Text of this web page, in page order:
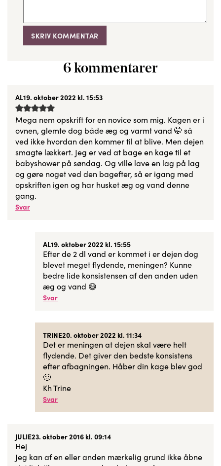
6 kommentarer
AL19. oktober 2022 kl. 15:53
Mega nem opskrift for en novice som mig. Kagen er i
ovnen, glemte dog både æg og varmt vand 🤭 så
ved ikke hvordan den kommer til at blive. Men dejen
smagte lækkert. Jeg er ved at bage en kage til et
babyshower på søndag. Og ville lave en lag på lag
og gøre noget ved den bagefter, så er igang med
opskriften igen og har husket æg og vand denne
gang.
Svar
AL19. oktober 2022 kl. 15:55
Efter de 2 dl vand er kommet i er dejen dog
blevet meget flydende, meningen? Kunne
bedre lide konsistensen af den anden uden
æg og vand 😅
Svar
TRINE20. oktober 2022 kl. 11:34
Det er meningen at dejen skal være helt
flydende. Det giver den bedste konsistens
efter afbagningen. Håber din kage blev god
🙂
Kh Trine
Svar
JULIE23. oktober 2016 kl. 09:14
Hej
Jeg kan af en eller anden mærkelig grund ikke åbne